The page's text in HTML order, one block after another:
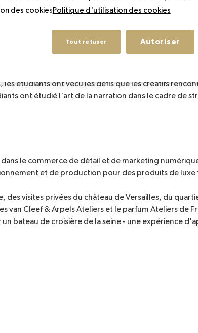
et leur a permis d'apprendre et d'expérimenter
de cadres de Richemont au siège de Cartier.
les étudiants ont vécu les défis que les créatifs
ont étudié l'art de la narration dans le cadre de
le commerce de détail et de marketing
et de production pour des produits de
visites privées du château de Versailles, du
Cleef & Arpels Ateliers et le parfum Ateliers de
bateau de croisière de la seine - une expérience
des cookies Politique d'utilisation des cookies
Tout refuser Autoriser